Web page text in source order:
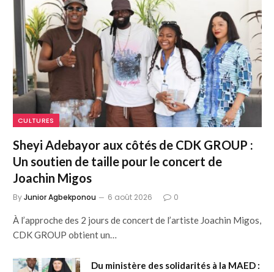
CULTURES
Sheyi Adebayor aux côtés de CDK GROUP :
Un soutien de taille pour le concert de
Joachin Migos
ByJunior Agbekponou 6 août 2026 0
À l’approche des 2 jours de concert de l’artiste Joachin Migos,
CDK GROUP obtient un…
Du ministère des solidarités à la MAED :